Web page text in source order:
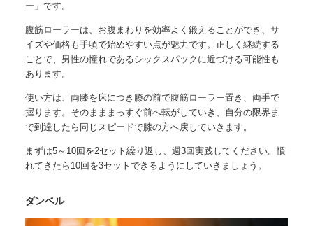
ー 」です。
腹筋ローラーは、お腹まわりを効率よく鍛えることができ、サ
イズや価格も手頃で始めやすい点が魅力です。正しく継続する
ことで、男性の憧れであるシックスパックに近づける可能性も
あります。
使い方は、両膝を床につき膝の前で腹筋ローラー置き、両手で
握ります。そのまままっすぐ前へ転がしていき、自分の限界ま
で到達したら同じスピードで膝の方へ戻していきます。
まずは5～10回を2セット繰り返し、週3回実践してください。慣
れてきたら10回を3セットできるようにしていきましょう。
ダンベル